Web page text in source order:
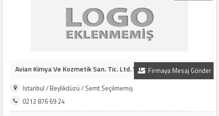
Firmaya Mesaj Gönder
Avian Kimya Ve Kozmetik San. Tic. Ltd. Şti.
İstanbul / Beylikdüzü / Semt Seçilmemiş
0212 876 69 24